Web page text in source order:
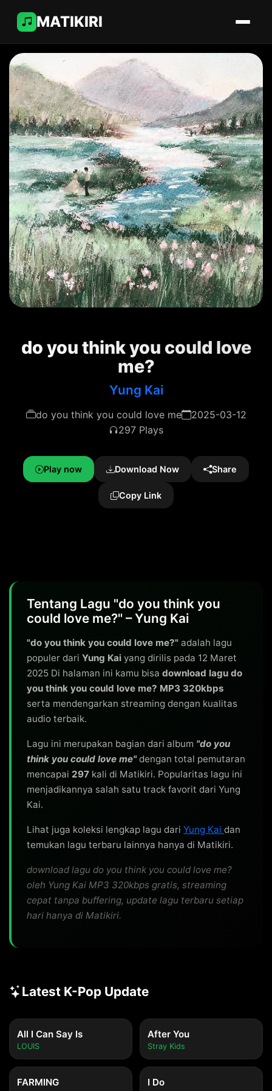
MATIKIRI
do you think you could love
me?
Yung Kai
do you think you could love me
2025-03-12
297 Plays
Play now Download Now Share
Copy Link
Tentang Lagu "do you think you
could love me?" – Yung Kai
"do you think you could love me?" adalah lagu
populer dari Yung Kai yang dirilis pada 12 Maret
2025 Di halaman ini kamu bisa download lagu do
you think you could love me? MP3 320kbps
serta mendengarkan streaming dengan kualitas
audio terbaik.
Lagu ini merupakan bagian dari album "do you
think you could love me"dengan total pemutaran
mencapai 297 kali di Matikiri. Popularitas lagu ini
menjadikannya salah satu track favorit dari Yung
Kai.
Lihat juga koleksi lengkap lagu dari Yung Kai dan
temukan lagu terbaru lainnya hanya di Matikiri.
download lagu do you think you could love me?
oleh Yung Kai MP3 320kbps gratis, streaming
cepat tanpa buffering, update lagu terbaru setiap
hari hanya di Matikiri.
Latest K-Pop Update
All I Can Say Is
LOUIS
After You
Stray Kids
FARMING I Do